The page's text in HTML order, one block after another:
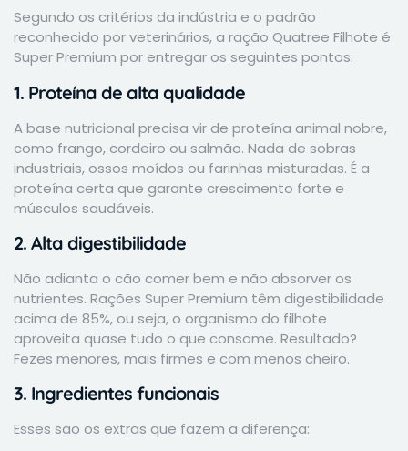
Segundo os critérios da indústria e o padrão
reconhecido por veterinários, a ração Quatree Filhote é
Super Premium por entregar os seguintes pontos:
1. Proteína de alta qualidade
A base nutricional precisa vir de proteína animal nobre,
como frango, cordeiro ou salmão. Nada de sobras
industriais, ossos moídos ou farinhas misturadas. É a
proteína certa que garante crescimento forte e
músculos saudáveis.
2. Alta digestibilidade
Não adianta o cão comer bem e não absorver os
nutrientes. Rações Super Premium têm digestibilidade
acima de 85%, ou seja, o organismo do filhote
aproveita quase tudo o que consome. Resultado?
Fezes menores, mais firmes e com menos cheiro.
3. Ingredientes funcionais
Esses são os extras que fazem a diferença: